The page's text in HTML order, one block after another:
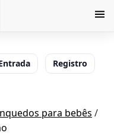
Registro
para bebês /